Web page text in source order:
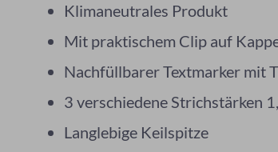
Klimaneutrales Produkt
Mit praktischem Clip auf
Nachfüllbarer Textmarker mit
3 verschiedene Strichstärken
Langlebige Keilspitze